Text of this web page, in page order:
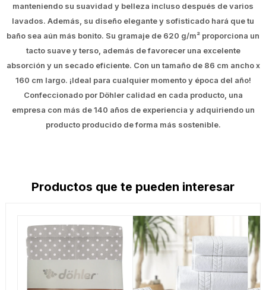
manteniendo su suavidad y belleza incluso después de varios
lavados. Además, su diseño elegante y sofisticado hará que tu
baño sea aún más bonito. Su gramaje de 620 g/m² proporciona un
tacto suave y terso, además de favorecer una excelente
absorción y un secado eficiente. Con un tamaño de 86 cm ancho x
160 cm largo. ¡Ideal para cualquier momento y época del año!
Confeccionado por Döhler calidad en cada producto, una
empresa con más de 140 años de experiencia y adquiriendo un
producto producido de forma más sostenible.
Productos que te pueden interesar